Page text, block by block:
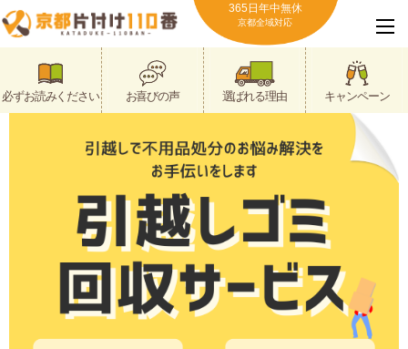
365日年中無休
京都全域対応
必ずお読みください お喜びの声 選ばれる理由 キャンペーン